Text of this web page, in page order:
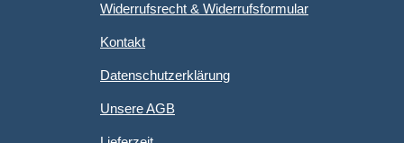
Widerrufsrecht & Widerrufsformular
Kontakt
Datenschutzerklärung
Unsere AGB